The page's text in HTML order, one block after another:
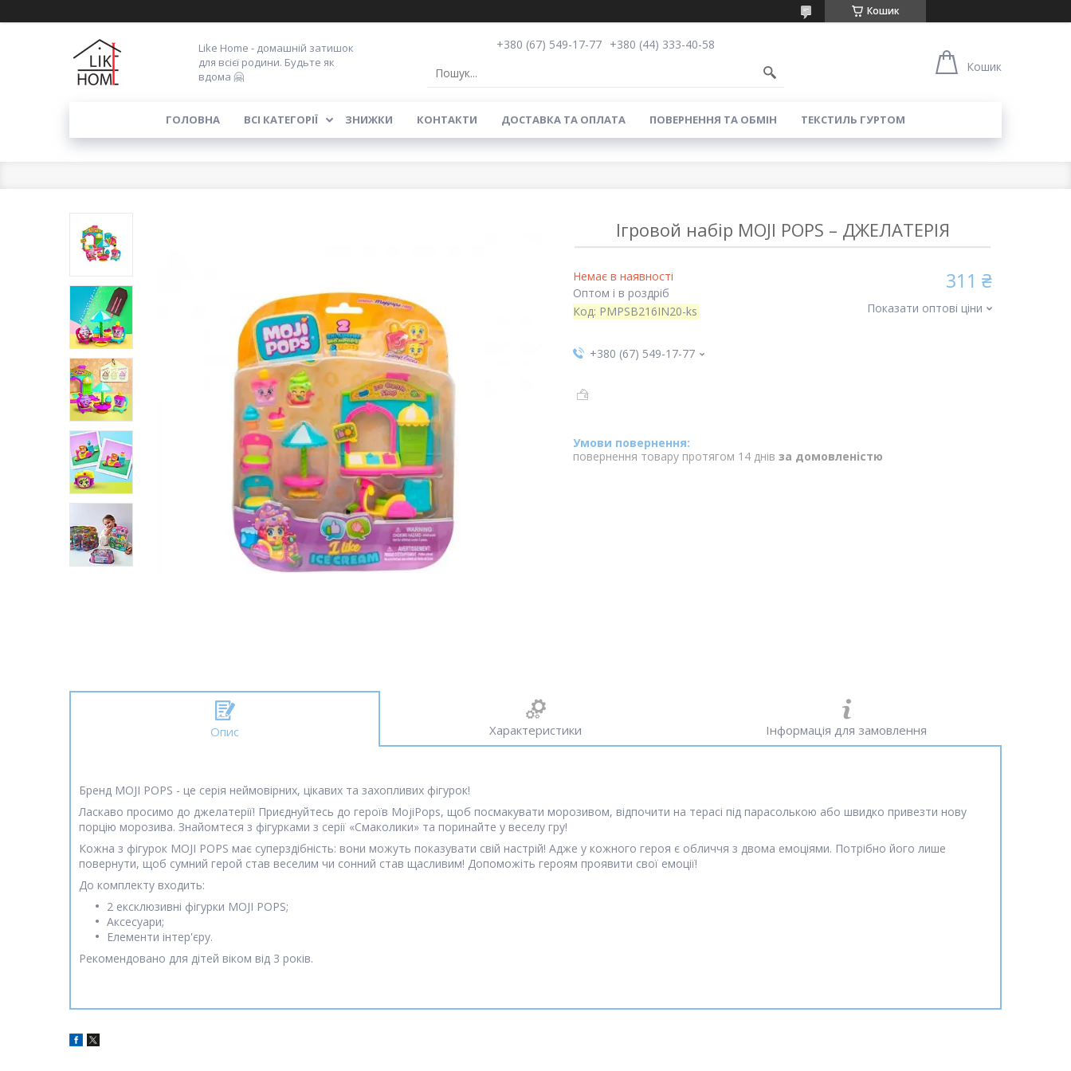
Кошик
Like Home - домашній затишок
для всієї родини. Будьте як
вдома 🤗
+380 (67) 549-17-77 +380 (44) 333-40-58
Кошик
ГОЛОВНА ВСІ КАТЕГОРІЇ ЗНИЖКИ КОНТАКТИ ДОСТАВКА ТА ОПЛАТА ПОВЕРНЕННЯ ТА ОБМІН ТЕКСТИЛЬ ГУРТОМ
Ігровой набір MOJI POPS – ДЖЕЛАТЕРІЯ
Немає в наявності
Оптом і в роздріб
Код: PMPSB216IN20-ks
311 ₴
Показати оптові ціни
+380 (67) 549-17-77
повернення товару протягом 14 днів за домовленістю
Опис Характеристики Інформація для замовлення
Бренд MOJI POPS - це серія неймовірних, цікавих та захопливих фігурок!
Ласкаво просимо до джелатерії! Приєднуйтесь до героїв MojiPops, щоб посмакувати морозивом, відпочити на терасі під парасолькою або швидко привезти нову
порцію морозива. Знайомтеся з фігурками з серії «Смаколики» та поринайте у веселу гру!
Кожна з фігурок MOJI POPS має суперздібність: вони можуть показувати свій настрій! Адже у кожного героя є обличчя з двома емоціями. Потрібно його лише
повернути, щоб сумний герой став веселим чи сонний став щасливим! Допоможіть героям проявити свої емоції!
До комплекту входить:
2 ексклюзивні фігурки MOJI POPS;
Аксесуари;
Елементи інтер'єру.
Рекомендовано для дітей віком від 3 років.